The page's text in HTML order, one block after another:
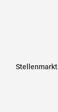
Stellenmarkt